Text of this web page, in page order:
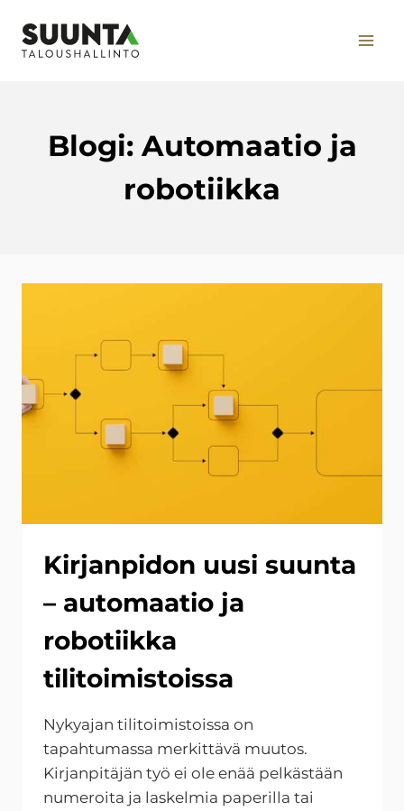
sisältöön
Blogi: Automaatio ja
robotiikka
Kirjanpidon uusi suunta
– automaatio ja
robotiikka
tilitoimistoissa
Nykyajan tilitoimistoissa on
tapahtumassa merkittävä muutos.
Kirjanpitäjän työ ei ole enää pelkästään
numeroita ja laskelmia paperilla tai